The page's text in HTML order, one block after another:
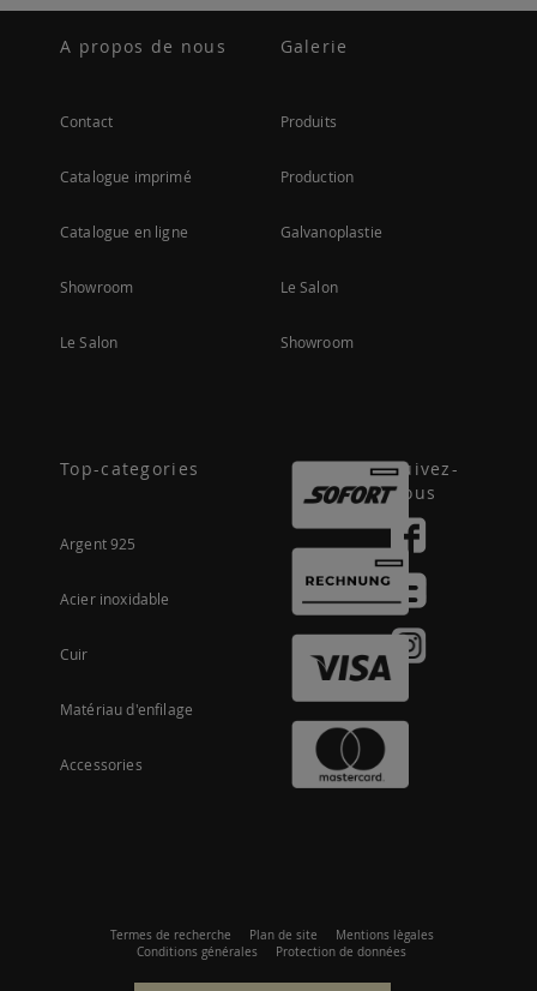
A propos de nous
Contact
Catalogue imprimé
Catalogue en ligne
Showroom
Le Salon
Galerie
Produits
Production
Galvanoplastie
Le Salon
Showroom
Top-categories
Argent 925
Acier inoxidable
Cuir
Matériau d'enfilage
Accessories
Suivez-
nous
Termes de recherche Plan de site
Mentions lègales
Conditions générales
Protection de données